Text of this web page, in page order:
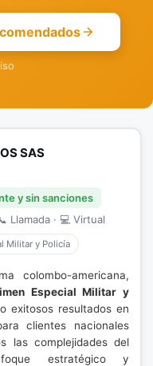
SAS
y sin sanciones
Llamada · 💻 Virtual
Militar y Policía
colombo-americana,
Especial Militar y
exitosos resultados en
clientes nacionales
las complejidades del
estratégico y